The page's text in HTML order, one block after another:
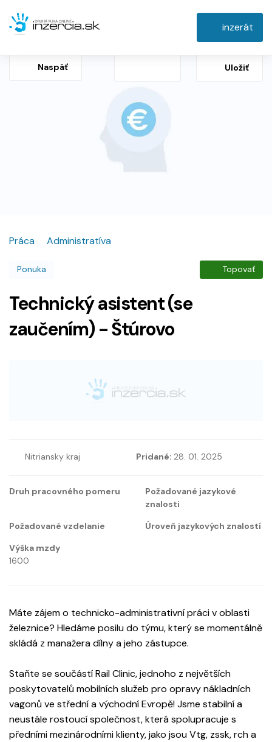
inzerát
Naspäť Uložiť
Práca Administratíva
Ponuka Topovať
Technický asistent (se
zaučením) - Štúrovo
Nitriansky kraj Pridané: 28. 01. 2025
Druh pracovného pomeru
Požadované jazykové
znalosti
Požadované vzdelanie
Úroveň jazykových znalostí
Výška mzdy
1600
Máte zájem o technicko-administrativní práci v oblasti
železnice? Hledáme posilu do týmu, který se momentálně
skládá z manažera dílny a jeho zástupce.
Staňte se součástí Rail Clinic, jednoho z největších
poskytovatelů mobilních služeb pro opravy nákladních
vagonů ve střední a východní Evropě! Jsme stabilní a
neustále rostoucí společnost, která spolupracuje s
předními mezinárodními klienty, jako jsou Vtg, zssk, rch a